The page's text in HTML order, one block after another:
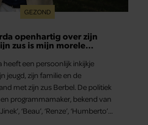
GEZOND
openhartig over zijn
zus is mijn morele
heeft een persoonlijk inkijkje
jeugd, zijn familie en de
met zijn zus Berbel. De politiek
programmamaker, bekend van
‘Beau’, ‘Renze’, ‘Humberto’